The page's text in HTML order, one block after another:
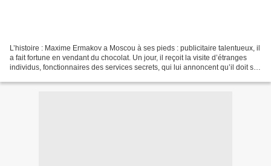
L’histoire : Maxime Ermakov a Moscou à ses pieds : publicitaire talentueux, il
a fait fortune en vendant du chocolat. Un jour, il reçoit la visite d’étranges
individus, fonctionnaires des services secrets, qui lui annoncent qu’il doit se